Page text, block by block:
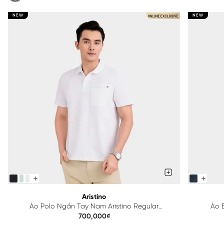
NEW
Aristino
Áo Polo Ngắn Tay Nam Aristino Regular
APS615EDP01
700,000₫
NEW
Áo